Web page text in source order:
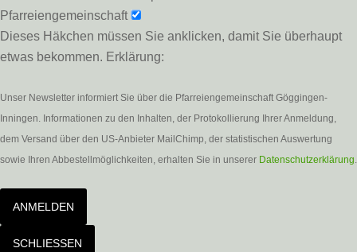
Pfarreiengemeinschaft
Dieses Häkchen müssen Sie anklicken, damit Sie überhaupt
etwas bekommen. Erklärung:
Unser Newsletter informiert Sie über die Pfarreiengemeinschaft Göggingen-
Inningen. Informationen zu den Inhalten, der Protokollierung Ihrer Anmeldung,
dem Versand über den US-Anbieter MailChimp, der statistischen Auswertung
sowie Ihren Abbestellmöglichkeiten, erhalten Sie in unserer Datenschutzerklärung.
ANMELDEN
SCHLIESSEN